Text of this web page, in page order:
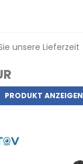
unsere Lieferzeit
PRODUKT ANZEIGEN